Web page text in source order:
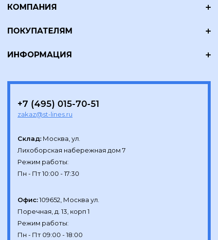
КОМПАНИЯ
ПОКУПАТЕЛЯМ
ИНФОРМАЦИЯ
+7 (495) 015-70-51
zakaz@st-lines.ru
Склад: Москва, ул.
Лихоборская набережная дом 7
Режим работы:
Офис:109652, Москва ул.
Поречная, д. 13, корп 1
Режим работы: